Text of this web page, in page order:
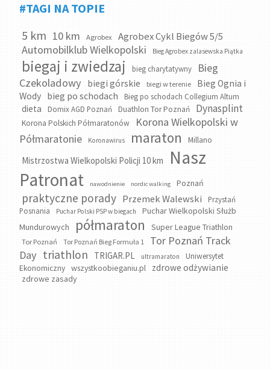
#TAGI NA TOPIE
5 km 10 km Agrobex Agrobex Cykl Biegów 5/5
Automobilklub Wielkopolski Bieg Agrobex zalasewska Piątka
biegaj i zwiedzaj bieg charytatywny
Bieg
Czekoladowy
biegi górskie biegi w terenie
Bieg Ognia i
Wody bieg po schodach Bieg po schodach Collegium Altum
dieta Domix AGD Poznań Duathlon Tor Poznań Dynasplint
Korona Polskich Półmaratonów
Korona Wielkopolski w
Półmaratonie
Koronawirus maraton Millano
Mistrzostwa Wielkopolski Policji 10 km
Nasz
Patronat
nawodnienie nordic walking Poznań
praktyczne porady Przemek Walewski
Przystań
Posnania
Puchar Polski PSP w biegach
Puchar Wielkopolski Służb
Mundurowych
półmaraton Super League Triathlon
Tor Poznań Tor Poznań Bieg Formuła 1
Tor Poznań Track
Day triathlon TRIGAR.PL ultramaraton
Uniwersytet
Ekonomiczny
wszystkoobieganiu.pl zdrowe odżywianie
zdrowe zasady